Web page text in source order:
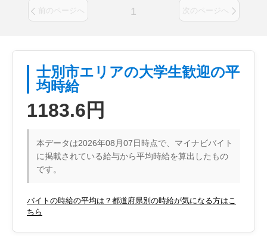
前のページへ 1 次のページへ
士別市エリアの大学生歓迎の平
均時給
1183.6円
本データは2026年08月07日時点で、マイナビバイト
に掲載されている給与から平均時給を算出したもの
です。
バイトの時給の平均は？都道府県別の時給が気になる方はこ
ちら